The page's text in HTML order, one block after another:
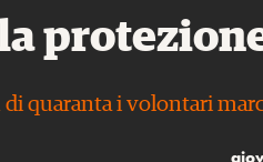
di quaranta i volontari